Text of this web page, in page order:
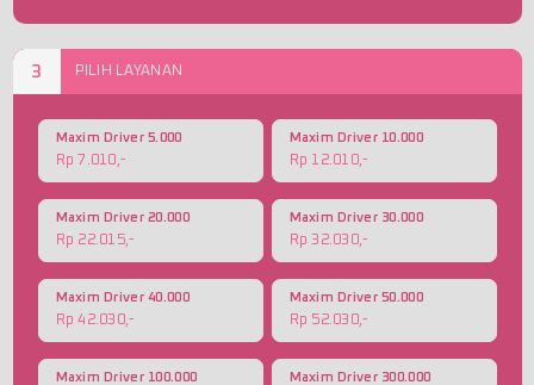
3 PILIH LAYANAN
Maxim Driver 5.000
Rp 7.010,-
Maxim Driver 10.000
Rp 12.010,-
Maxim Driver 20.000
Rp 22.015,-
Maxim Driver 30.000
Rp 32.030,-
Maxim Driver 40.000
Rp 42.030,-
Maxim Driver 50.000
Rp 52.030,-
Maxim Driver 100.000 Maxim Driver 300.000